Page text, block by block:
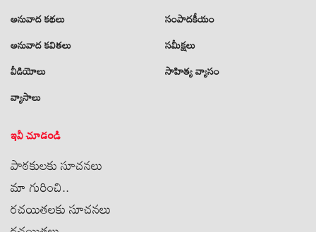
అనువాద కథలు
అనువాద కవితలు
వీడియోలు
వ్యాసాలు
సంపాదకీయం
సమీక్షలు
సాహిత్య వ్యాసం
ఇవీ చూడండి
పాఠకులకు సూచనలు
మా గురించి..
రచయితలకు సూచనలు